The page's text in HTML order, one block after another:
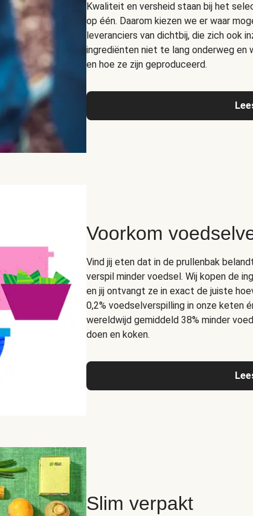
Kwaliteit en versheid staan bij het
op één. Daarom kiezen we er waar
leveranciers van dichtbij, die zich ook
ingrediënten niet te lang onderweg en
en hoe ze zijn geproduceerd.
Voorkom
Vind jij eten dat in de prullenbak
verspil minder voedsel. Wij kopen de
en jij ontvangt ze in exact de juiste
0,2% voedselverspilling in onze keten
wereldwijd gemiddeld 38% minder
doen en koken.
Slim verpakt